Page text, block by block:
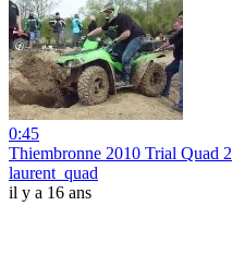
0:45
Thiembronne 2010 Trial Quad 2
laurent_quad
il y a 16 ans